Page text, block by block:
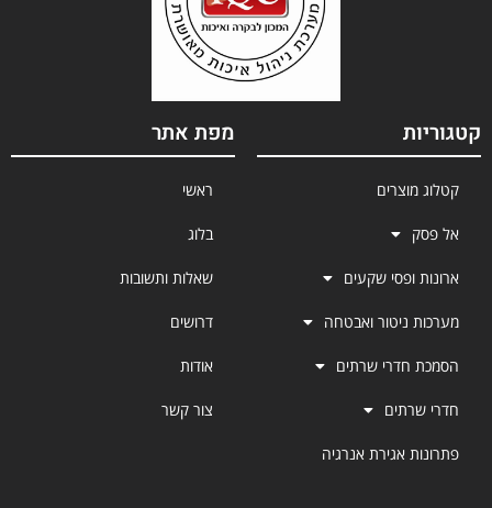
קטגוריות
קטלוג מוצרים
אל פסק
ארונות ופסי שקעים
מערכות ניטור ואבטחה
הסמכת חדרי שרתים
חדרי שרתים
פתרונות אגירת אנרגיה
מפת אתר
ראשי
בלוג
שאלות ותשובות
דרושים
אודות
צור קשר